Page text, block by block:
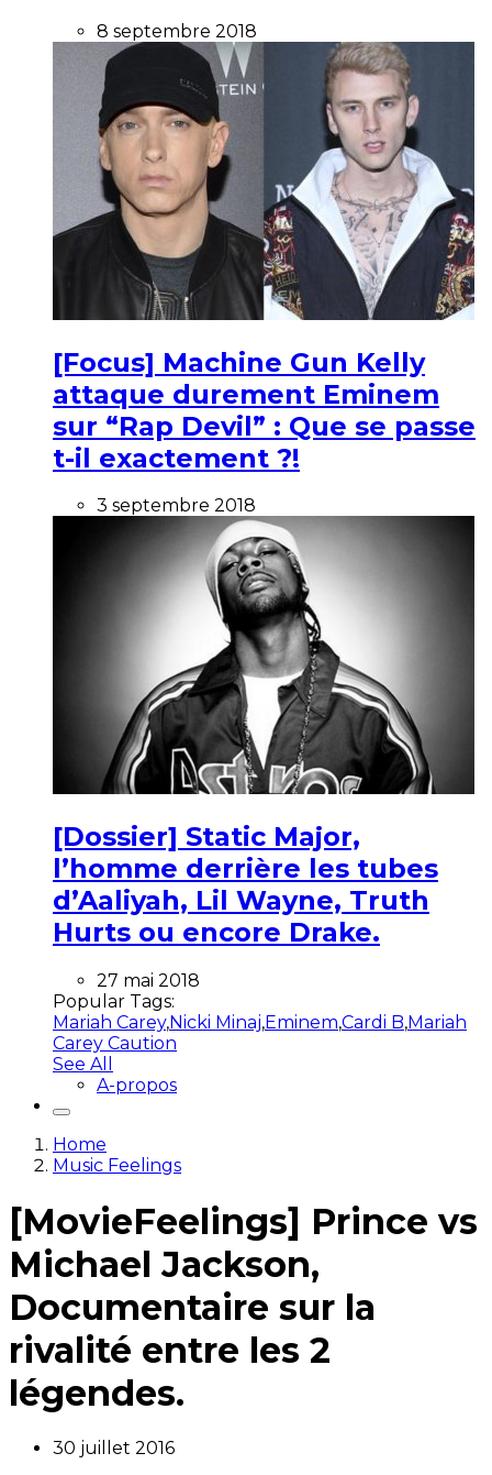
8 septembre 2018
[Focus] Machine Gun Kelly
attaque durement Eminem
sur “Rap Devil” : Que se passe
t-il exactement ?!
3 septembre 2018
[Dossier] Static Major,
l’homme derrière les tubes
d’Aaliyah, Lil Wayne, Truth
Hurts ou encore Drake.
27 mai 2018
Popular Tags:
Mariah Carey,Nicki Minaj,Eminem,Cardi B,Mariah
Carey Caution
See All
A-propos
Home
Music Feelings
[MovieFeelings] Prince vs
Michael Jackson,
Documentaire sur la
rivalité entre les 2
légendes.
30 juillet 2016